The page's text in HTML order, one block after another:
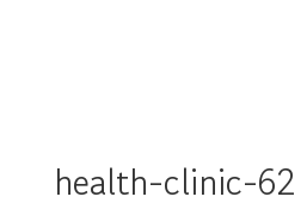
health-clinic-62